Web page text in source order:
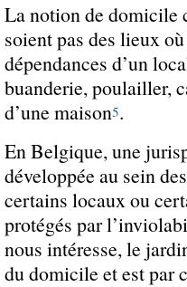
La notion de domicile
soient pas des lieux
dépendances d’un
buanderie, poulailler,
d’une maison5.
En Belgique, une
développée au sein
certains locaux ou
protégés par
nous intéresse, le
du domicile et est par